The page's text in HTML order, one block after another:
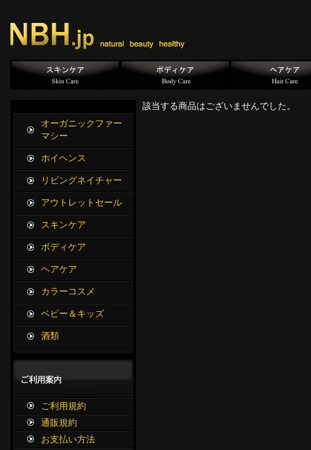
該当する商品はございませんでした。
オーガニックファー
マシー
ホイヘンス
リビングネイチャー
アウトレットセール
スキンケア
ボディケア
ヘアケア
カラーコスメ
ベビー＆キッズ
酒類
ご利用規約
通販規約
お支払い方法